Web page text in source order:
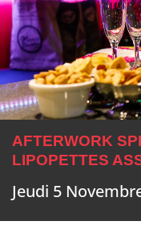
AFTERWORK
LIPOPETTES
Jeudi 5